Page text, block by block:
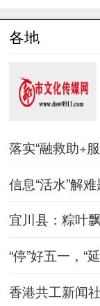
各地
落实“融救助+
信息“活水”解
宜川县：粽叶
“停”好五一，“
香港共工新闻